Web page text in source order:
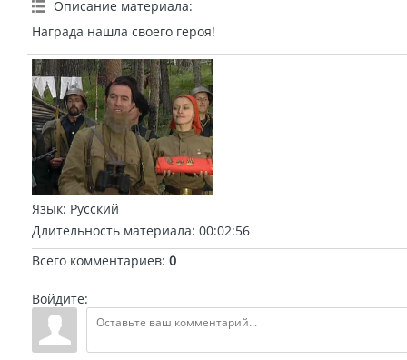
Описание материала:
Награда нашла своего героя!
Язык: Русский
Длительность материала: 00:02:56
Всего комментариев: 0
Войдите: